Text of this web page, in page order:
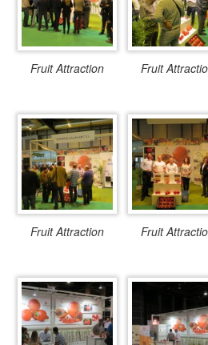
Fruit Attraction Fruit
Fruit Attraction Fruit